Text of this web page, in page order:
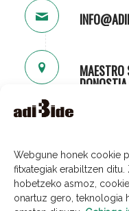
Webgune honek cookie
fitxategiak erabiltzen
hobetzeko asmoz,
onartuz gero, teknologia
DONOSTIA